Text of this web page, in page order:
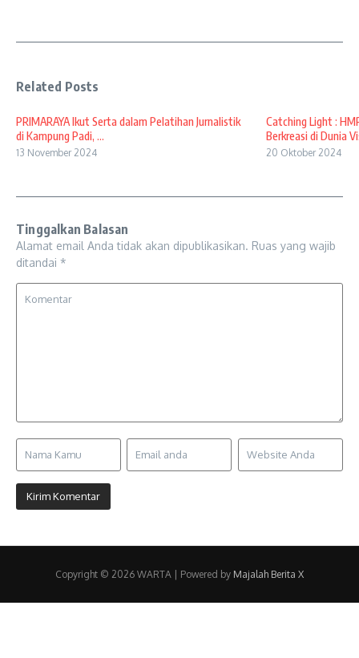
Related Posts
PRIMARAYA Ikut Serta dalam Pelatihan Jurnalistik
di Kampung Padi, ...
13 November 2024
Catching Light :
Berkreasi di Dunia
20 Oktober 2024
Tinggalkan Balasan
Alamat email Anda tidak akan dipublikasikan. Ruas yang wajib
ditandai *
Copyright © 2026 WARTA | Powered by Majalah Berita X